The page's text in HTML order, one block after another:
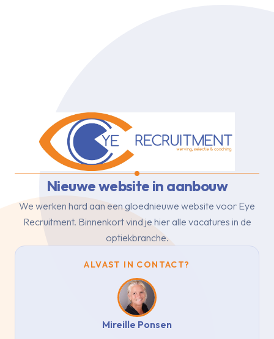
Nieuwe website in aanbouw
We werken hard aan een gloednieuwe website voor Eye
Recruitment. Binnenkort vind je hier alle vacatures in de
optiekbranche.
ALVAST IN CONTACT?
Mireille Ponsen